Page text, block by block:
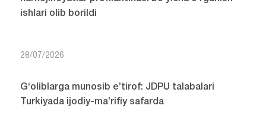
ishlari olib borildi
28/07/2026
G‘oliblarga munosib e’tirof: JDPU talabalari
Turkiyada ijodiy-ma’rifiy safarda